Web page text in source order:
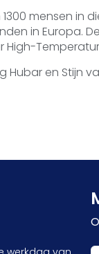
mensen in
in Europa.
Hubar en Stijn